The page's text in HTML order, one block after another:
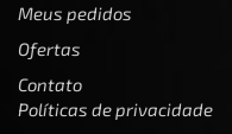
Meus pedidos
Ofertas
Contato
Políticas de privacidade